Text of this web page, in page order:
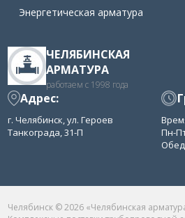
Энергетическая арматура
ЧЕЛЯБИНСКАЯ
АРМАТУРА
работаем с 1998 года
Адрес:
г. Челябинск, ул. Героев
Танкограда, 31-П
Пн-
Челябинск © 2026 «Челябинская